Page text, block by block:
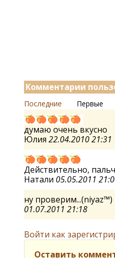
Комментарии
Последние Первые
думаю очень вкусно
Юлия 22.04.2010 21:31
Действительно,
Натали 05.05.2011
ну проверим...(niyaz™)
01.07.2011 21:18
Войти как
Оставить